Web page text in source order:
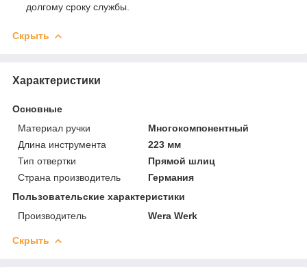
долгому сроку службы.
Скрыть
Характеристики
Основные
Материал ручки
Многокомпонентный
Длина инструмента
223 мм
Тип отвертки
Прямой шлиц
Страна производитель
Германия
Пользовательские характеристики
Производитель
Wera Werk
Скрыть